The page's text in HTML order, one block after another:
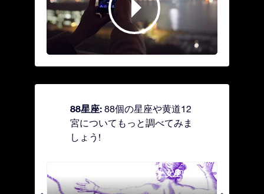
88星座: 88個の星座や黄道12
宮についてもっと調べてみま
しょう!
Andromeda - 鎖で縛られた女座